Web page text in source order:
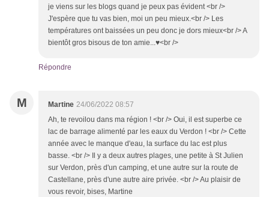
je viens sur les blogs quand je peux pas évident <br />
J'espère que tu vas bien, moi un peu mieux.<br /> Les
températures ont baissées un peu donc je dors mieux<br /> A
bientôt gros bisous de ton amie...♥<br />
Répondre
M Martine 24/06/2022 08:57
Ah, te revoilou dans ma région ! <br /> Oui, il est superbe ce
lac de barrage alimenté par les eaux du Verdon ! <br /> Cette
année avec le manque d'eau, la surface du lac est plus
basse. <br /> Il y a deux autres plages, une petite à St Julien
sur Verdon, près d'un camping, et une autre sur la route de
Castellane, près d'une autre aire privée. <br /> Au plaisir de
vous revoir, bises, Martine